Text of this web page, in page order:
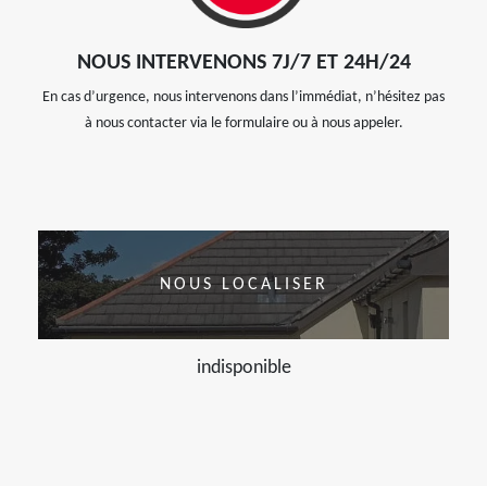
NOUS INTERVENONS 7J/7 ET 24H/24
En cas d’urgence, nous intervenons dans l’immédiat, n’hésitez pas
à nous contacter via le formulaire ou à nous appeler.
NOUS LOCALISER
indisponible